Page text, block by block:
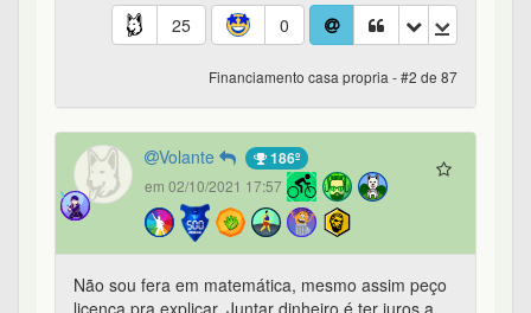
25 0
Financiamento casa propria - #2 de 87
Volante 186º
em 02/10/2021 17:57
Não sou fera em matemática, mesmo assim peço